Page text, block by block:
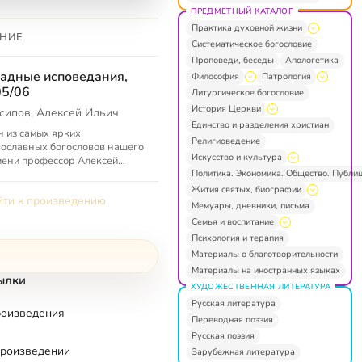
исповедания,
06
Алексей Ильич
из самых ярких
богословов нашего
профессор Алексей
к произведению
ПРЕДМЕТНЫЙ КАТАЛОГ
Практика духовной жизни
Систематическое богословие
Проповеди, беседы
Апологетика
Философия
Патрология
Литургическое богословие
История Церкви
Единство и разделения христиан
Религиоведение
Искусство и культура
Политика. Экономика. Общество.
Жития святых, биографии
Мемуары, дневники, письма
Семья и воспитание
Психология и терапия
Материалы о благотворительности
Материалы на иностранных языках
ХУДОЖЕСТВЕННАЯ ЛИТЕРАТУРА
Русская литература
Переводная поэзия
Русская поэзия
Зарубежная литература